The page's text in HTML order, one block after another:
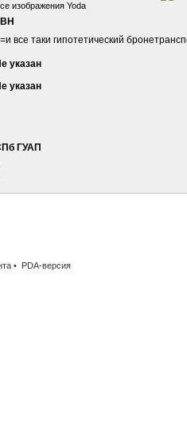
изображения Yoda
все таки гипотетический
указан
указан
ГУАП
• PDA-версия